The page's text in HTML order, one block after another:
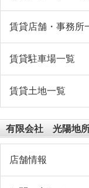
賃貸店舗・事務所
賃貸駐車場一覧
賃貸土地一覧
有限会社 光陽地
店舗情報